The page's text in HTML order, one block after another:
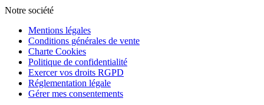
Notre société
Mentions légales
Conditions générales de vente
Charte Cookies
Politique de confidentialité
Exercer vos droits RGPD
Réglementation légale
Gérer mes consentements